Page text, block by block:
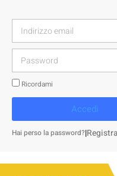
Ricordami
Accedi
Hai perso la password?|